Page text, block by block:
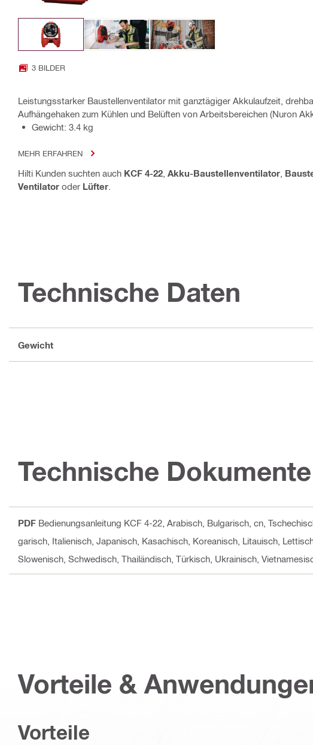
3 BILDER
Leistungsstarker Baustellenventilator mit ganztägiger Akkulaufzeit,
Aufhängehaken zum Kühlen und Belüften von Arbeitsbereichen (Nuron
Gewicht: 3.4 kg
MEHR ERFAHREN
Hilti Kunden suchten auch KCF 4-22 Akku-Baustellenventilator
Ventilator oder Lüfter
Technische Daten
Gewicht
Technische Dokumente
PDF Bedienungsanleitung KCF 4-22 , Arabisch, Bulgarisch, cn,
garisch, Italienisch, Japanisch, Kasachisch, Koreanisch, Litauisch,
Slowenisch, Schwedisch, Thailändisch, Türkisch, Ukrainisch,
Vorteile &
Vorteile